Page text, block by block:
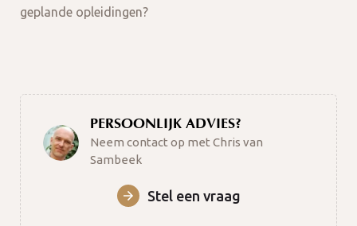
geplande opleidingen?
PERSOONLIJK ADVIES?
Neem contact op met Chris van
Sambeek
Stel een vraag